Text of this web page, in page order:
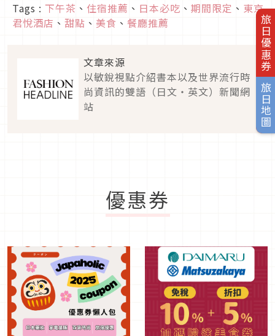
旅日優惠券
旅日地圖
Tags : 下午茶 、 住宿推薦 、 日本必吃 、 期間限定 、 東京
君悅酒店 、 甜點 、 美食 、 餐廳推薦
文章來源
以敏銳視點介紹書本以及世界流行時
尚資訊的雙語（日文・英文）新聞網
站
優惠券